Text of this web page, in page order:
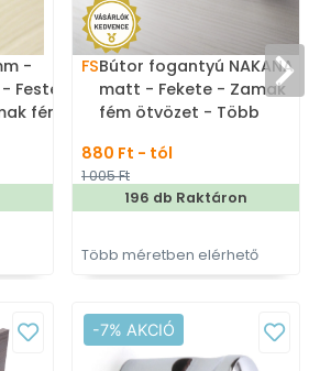
-
Festett
fém
FSBútor fogantyú NAKANA
matt - Fekete - Zamak
fém ötvözet - Több
színes fém
bútorfogantyú
880 Ft - tól
1 005 Ft
196 db Raktáron
Több méretben elérhető
-7% AKCIÓ